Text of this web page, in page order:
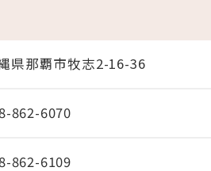
県那覇市牧志2-16-36
862-6070
862-6109